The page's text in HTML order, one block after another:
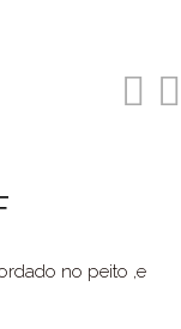
no peito ,e